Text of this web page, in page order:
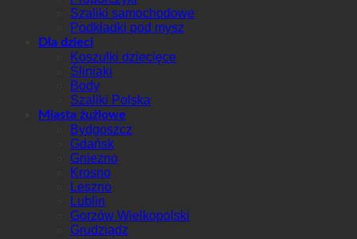
Szaliki samochodowe
Podkładki pod mysz
Dla dzieci
Koszulki dziecięce
Śliniaki
Body
Szaliki Polska
Miasta żużlowe
Bydgoszcz
Gdańsk
Gniezno
Krosno
Leszno
Lublin
Gorzów Wielkopolski
Grudziądz